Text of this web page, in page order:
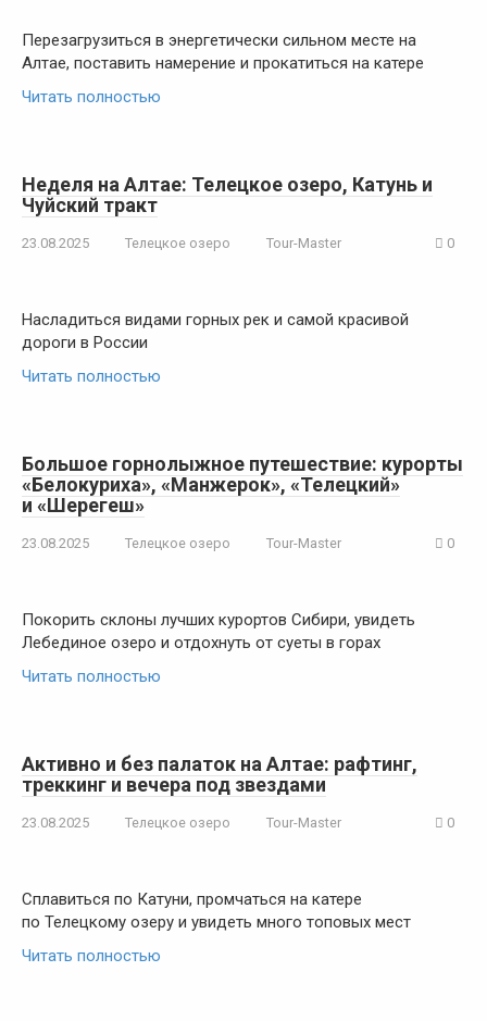
Перезагрузиться в энергетически сильном месте на
Алтае, поставить намерение и прокатиться на катере
Читать полностью
Неделя на Алтае: Телецкое озеро, Катунь и
Чуйский тракт
23.08.2025 Телецкое озеро Tour-Master 0
Насладиться видами горных рек и самой красивой
дороги в России
Читать полностью
Большое горнолыжное путешествие: курорты
«Белокуриха», «Манжерок», «Телецкий»
и «Шерегеш»
23.08.2025 Телецкое озеро Tour-Master 0
Покорить склоны лучших курортов Сибири, увидеть
Лебединое озеро и отдохнуть от суеты в горах
Читать полностью
Активно и без палаток на Алтае: рафтинг,
треккинг и вечера под звездами
23.08.2025 Телецкое озеро Tour-Master 0
Сплавиться по Катуни, промчаться на катере
по Телецкому озеру и увидеть много топовых мест
Читать полностью